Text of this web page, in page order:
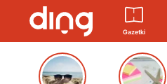
Gazetki